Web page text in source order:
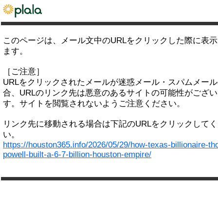
このページは、メール文中のURLをクリックした際に表
ます。
［ご注意］
URLをクリックされたメールが迷惑メール・スパムメー
合、URLのリンク先は悪意のあるサイトの可能性がござ
す。サイトを閲覧されないようご注意ください。
リンク先に移動される場合は下記のURLをクリックして
い。
https://houston365.info/2026/05/29/how-texas-billionaire-
powell-built-a-6-7-billion-houston-empire/